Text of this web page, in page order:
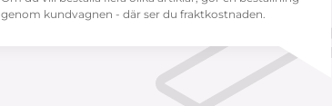
genom kundvagnen - där ser du fraktkostnaden.